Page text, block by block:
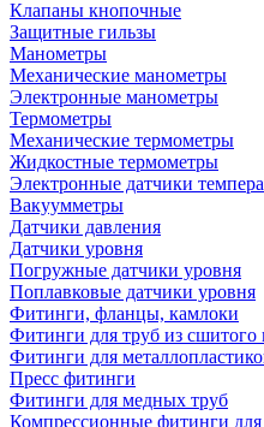
Клапаны кнопочные
Защитные гильзы
Манометры
Механические манометры
Электронные манометры
Термометры
Механические термометры
Жидкостные термометры
Электронные датчики
Вакуумметры
Датчики давления
Датчики уровня
Погружные датчики уровня
Поплавковые датчики уровня
Фитинги, фланцы, камлоки
Фитинги для труб из
Фитинги для
Пресс фитинги
Фитинги для медных труб
Компрессионные фитинги